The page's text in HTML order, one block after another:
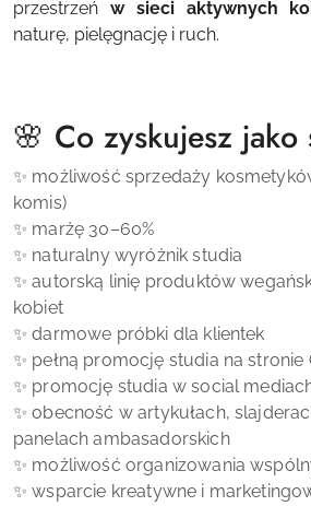
przestrzeń w sieci aktywnych
naturę, pielęgnację i ruch.
🌸 Co zyskujesz
✨ możliwość sprzedaży
komis)
✨ marżę 30–60%
✨ naturalny wyróżnik studia
✨ autorską linię produktów
kobiet
✨ darmowe próbki dla klientek
✨ pełną promocję studia na stronie
✨ promocję studia w social
✨ obecność w artykułach,
panelach ambasadorskich
✨ możliwość organizowania
✨ wsparcie kreatywne i